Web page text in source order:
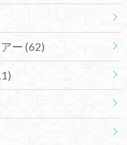
ー (62)